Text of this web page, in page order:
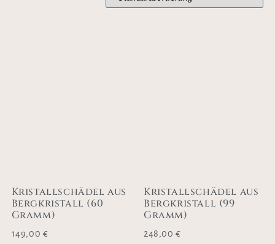
Kristallschädel aus
Bergkristall (60
Gramm)
149,00 €
Kristallschädel aus
Bergkristall (99
Gramm)
248,00€